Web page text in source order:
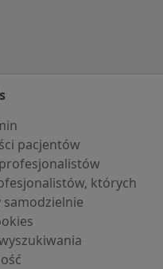
pacjentów
których